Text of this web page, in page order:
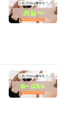
・食事内容改善
ポート